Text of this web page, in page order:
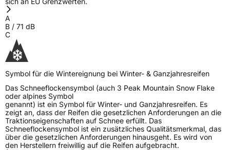
A
B / 71 dB
C
Symbol für die Wintereignung bei Winter- & Ganzjahresreifen
Das Schneeflockensymbol (auch 3 Peak Mountain Snow Flake
oder alpines Symbol
genannt) ist ein Symbol für Winter- und Ganzjahresreifen. Es
zeigt an, dass der Reifen die gesetzlichen Anforderungen an die
Traktionseigenschaften auf Schnee erfüllt. Das
Schneeflockensymbol ist ein zusätzliches Qualitätsmerkmal, das
über die gesetzlichen Anforderungen hinausgeht. Es wird von
den Herstellern freiwillig auf die Reifen aufgebracht.